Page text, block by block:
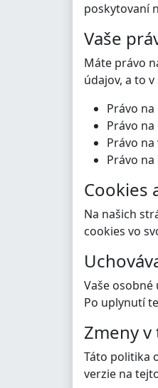
poskytovaní
Vaše
Máte právo
údajov, a to
Právo
Právo
Právo
Právo
Cookies
Na našich
cookies vo
Vaše
Po uplynutí
Zmeny
Táto politika
verzie na